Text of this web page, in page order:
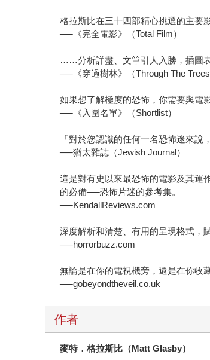
格拉斯比在三十四部精心挑選的主要
──《完全電影》（Total Film）
……分析詳盡、文筆引人入勝，插圖
──《穿過樹林》（Through The Trees
如果想了解極度的恐怖，你需要與電
──《入圍名單》（Shortlist）
「對於您認識的任何一名恐怖迷來
──猶太雜誌（Jewish Journal）
這是對有史以來最恐怖的電影及其運
的必備──恐怖片迷的參考集。
──KendallReviews.com
深度解析和清楚、有用的呈現格式，
──horrorbuzz.com
無論是在你的電視機旁，還是在你收
──gobeyondtheveil.co.uk
作者
麥特．格拉斯比（Matt Glasby）